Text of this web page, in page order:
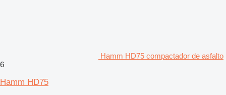
Hamm HD75 compactador de asfalto
6
Hamm HD75